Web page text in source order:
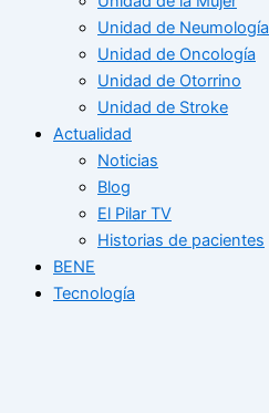
Unidad de Neumología
Unidad de Oncología
Unidad de Otorrino
Unidad de Stroke
Actualidad
Noticias
Blog
El Pilar TV
Historias de pacientes
BENE
Tecnología